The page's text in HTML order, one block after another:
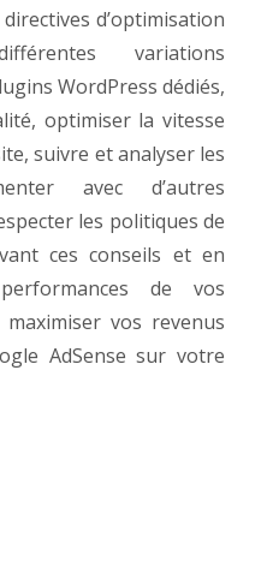
d’optimisation
variations
WordPress dédiés,
optimiser la vitesse
suivre et analyser les
avec d’autres
les politiques de
ces conseils et en
de vos
vos revenus
AdSense sur votre